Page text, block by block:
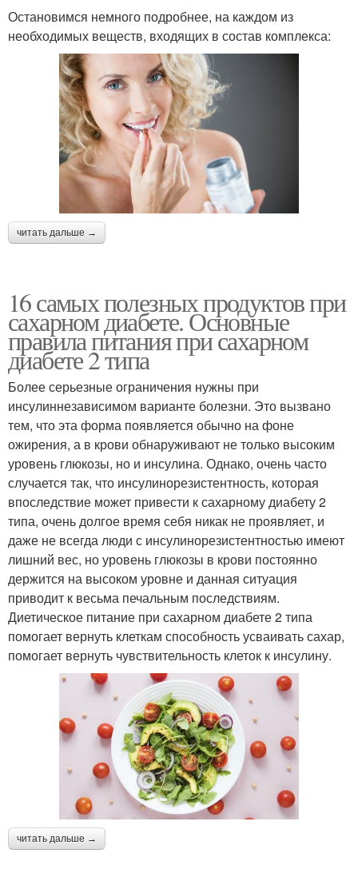
Остановимся немного подробнее, на каждом из
необходимых веществ, входящих в состав комплекса:
читать дальше →
16 самых полезных продуктов при
сахарном диабете. Основные
правила питания при сахарном
диабете 2 типа
Более серьезные ограничения нужны при
инсулиннезависимом варианте болезни. Это вызвано
тем, что эта форма появляется обычно на фоне
ожирения, а в крови обнаруживают не только высоким
уровень глюкозы, но и инсулина. Однако, очень часто
случается так, что инсулинорезистентность, которая
впоследствие может привести к сахарному диабету 2
типа, очень долгое время себя никак не проявляет, и
даже не всегда люди с инсулинорезистентностью имеют
лишний вес, но уровень глюкозы в крови постоянно
держится на высоком уровне и данная ситуация
приводит к весьма печальным последствиям.
Диетическое питание при сахарном диабете 2 типа
помогает вернуть клеткам способность усваивать сахар,
помогает вернуть чувствительность клеток к инсулину.
читать дальше →